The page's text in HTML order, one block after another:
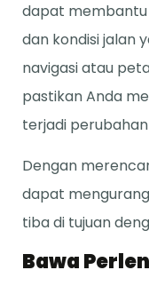
dapat
dan kondisi jalan
navigasi atau
pastikan Anda
terjadi perubahan
Dengan
dapat
tiba di tujuan
Bawa